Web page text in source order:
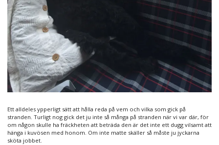
Ett alldeles ypperligt sätt att hålla reda på vem och vilka som gick på
stranden. Turligt nog gick det ju inte så många på stranden när vi var där, för
om någon skulle ha fräckheten att beträda den är det inte ett dugg vilsamt att
hänga i kuvösen med honom. Om inte matte skäller så måste ju jyckarna
sköta jobbet.